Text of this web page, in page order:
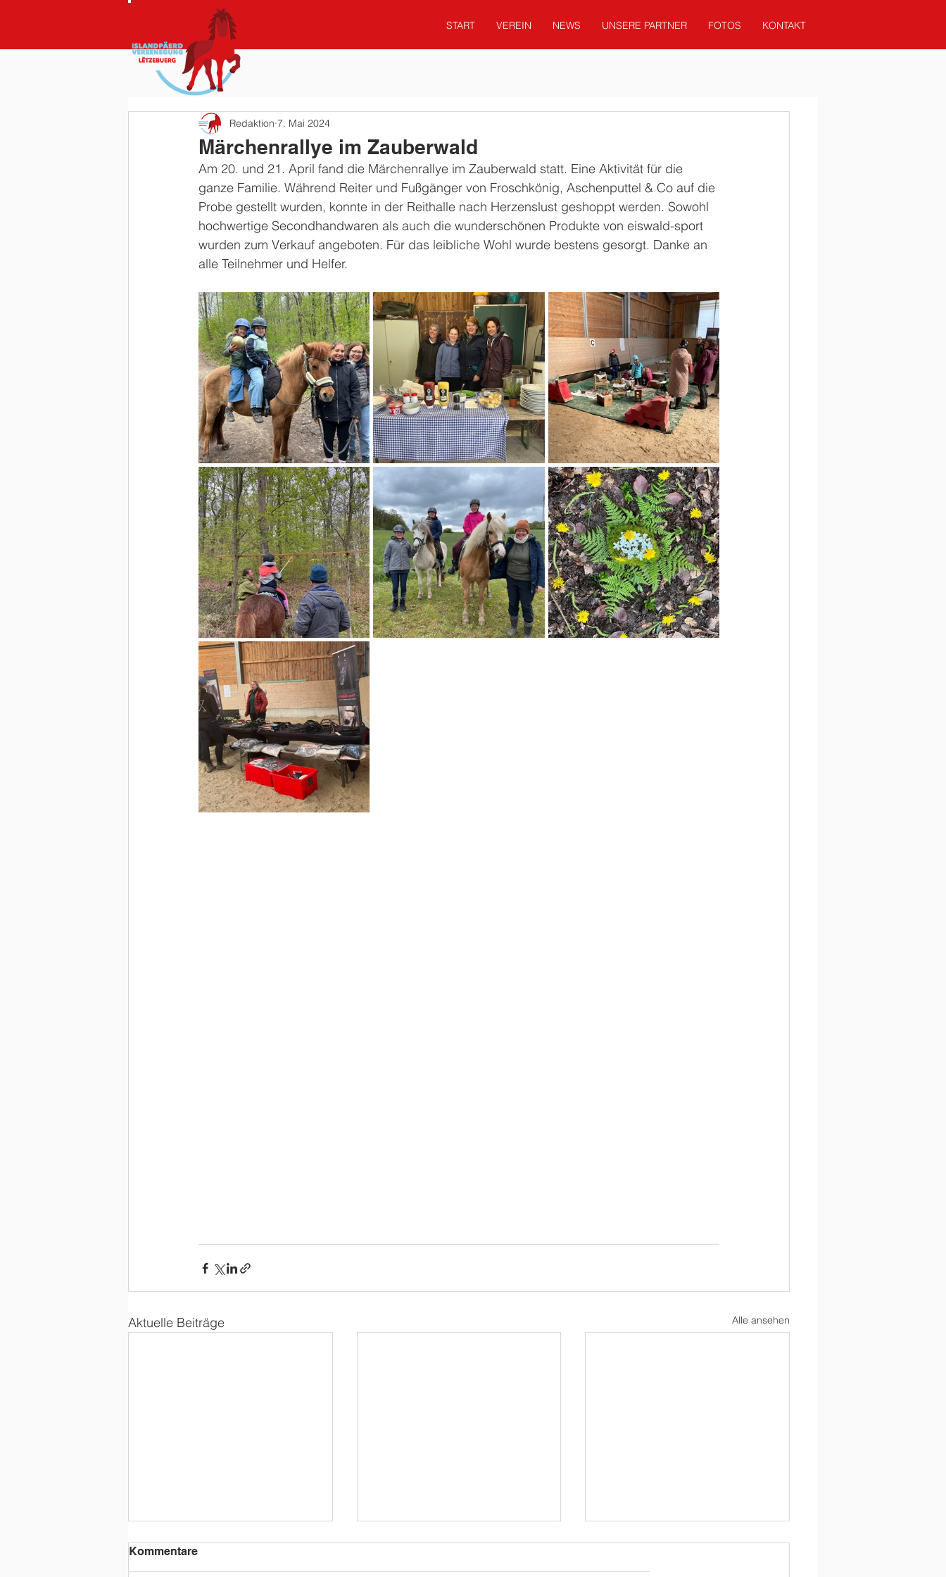
START VEREIN NEWS UNSERE PARTNER FOTOS KONTAKT
Märchenrallye im Zauberwald
Redaktion 7. Mai 2024
Am 20. und 21. April fand die Märchenrallye im Zauberwald statt. Eine Aktivität für die
ganze Familie. Während Reiter und Fußgänger von Froschkönig, Aschenputtel & Co auf die
Probe gestellt wurden, konnte in der Reithalle nach Herzenslust geshoppt werden. Sowohl
hochwertige Secondhandwaren als auch die wunderschönen Produkte von eiswald-sport
wurden zum Verkauf angeboten. Für das leibliche Wohl wurde bestens gesorgt. Danke an
alle Teilnehmer und Helfer.
Aktuelle Beiträge Alle ansehen
Kommentare